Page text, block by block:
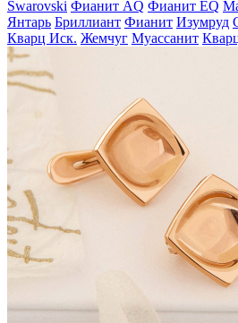
Swarovski Фианит AQ Фианит EQ
Янтарь Бриллиант Фианит Изумруд
Кварц Иск. Жемчуг Муассанит